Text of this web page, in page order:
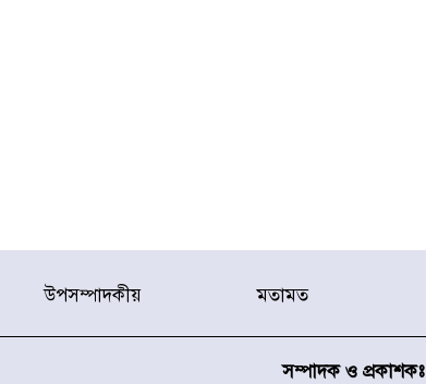
উপসম্পাদকীয় মতামত
সম্পাদক ও প্রকাশকঃ